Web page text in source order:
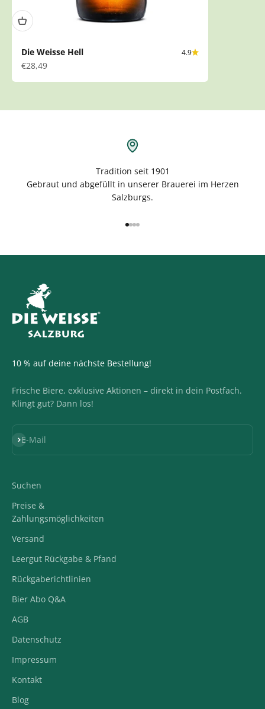
Die Weisse Hell 4.9
Angebot
€28,49
Tradition seit 1901
Gebraut und abgefüllt in unserer Brauerei im Herzen
Salzburgs.
10 % auf deine nächste Bestellung!
Frische Biere, exklusive Aktionen – direkt in dein Postfach.
Klingt gut? Dann los!
E-Mail
Abonnieren
Suchen
Preise &
Zahlungsmöglichkeiten
Versand
Leergut Rückgabe & Pfand
Rückgaberichtlinien
Bier Abo Q&A
AGB
Datenschutz
Impressum
Kontakt
Blog